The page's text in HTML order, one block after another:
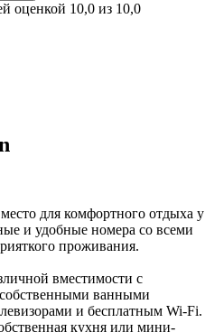
оценкой 10,0 из 10,0
для комфортного отдыха у
и удобные номера со всеми
проживания.
вместимости с
ванными
и бесплатным Wi-Fi.
кухня или мини-